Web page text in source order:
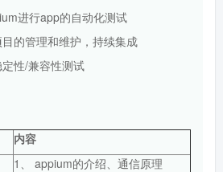
进行app的自动化测试
的管理和维护，持续集成
性/兼容性测试
内容
1、 appium的介绍、通信原理